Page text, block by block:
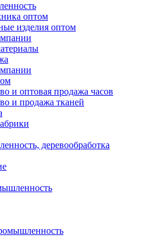
оптом
изделия оптом
и оптовая продажа часов
и продажа тканей
деревообработка